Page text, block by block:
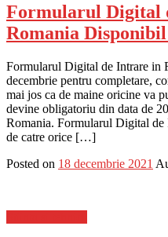
Formularul Digital
Romania
Formularul Digital de Intrare in
decembrie pentru completare,
mai jos ca de maine oricine va
devine obligatoriu din data de
Romania. Formularul Digital de
de catre orice […]
Posted on 18 decembrie 2021